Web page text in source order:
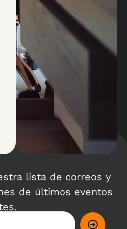
lista de correos y
de últimos eventos